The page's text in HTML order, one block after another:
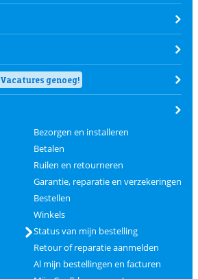
Vacatures genoeg!
Bezorgen en installeren
Betalen
Ruilen en retourneren
Garantie, reparatie en verzekeringen
Bestellen
Winkels
Status van mijn bestelling
Retour of reparatie aanmelden
Al mijn bestellingen en facturen